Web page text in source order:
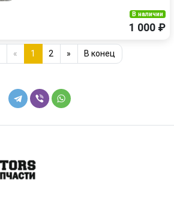
В наличии
1 000 ₽
« 1 2 » В конец